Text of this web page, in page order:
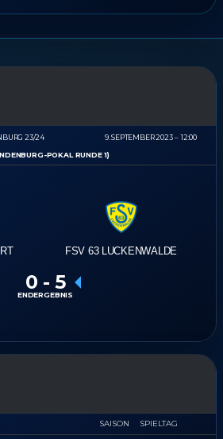
23/24
9. SEPTEMBER 2023
12:00
POKAL RUNDE 1)
FSV 63 LUCKENWALDE
0 - 5
ENDERGEBNIS
SAISON SPIELTAG